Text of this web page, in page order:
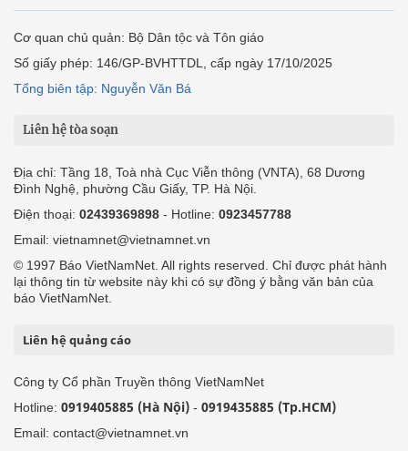
Cơ quan chủ quản: Bộ Dân tộc và Tôn giáo
Số giấy phép: 146/GP-BVHTTDL, cấp ngày 17/10/2025
Tổng biên tập: Nguyễn Văn Bá
Liên hệ tòa soạn
Địa chỉ: Tầng 18, Toà nhà Cục Viễn thông (VNTA), 68 Dương
Đình Nghệ, phường Cầu Giấy, TP. Hà Nội.
Điện thoại: 02439369898 - Hotline: 0923457788
Email: vietnamnet@vietnamnet.vn
© 1997 Báo VietNamNet. All rights reserved. Chỉ được phát hành
lại thông tin từ website này khi có sự đồng ý bằng văn bản của
báo VietNamNet.
Liên hệ quảng cáo
Công ty Cổ phần Truyền thông VietNamNet
Hotline: 0919405885 (Hà Nội) - 0919435885 (Tp.HCM)
Email: contact@vietnamnet.vn